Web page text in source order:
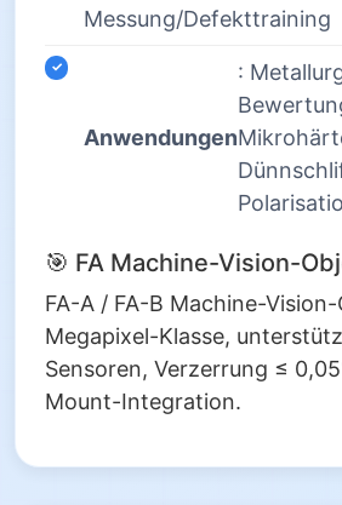
Messung/Defekttraining
Anwendungen
:
🎯 FA Machine-Vision-
FA-A / FA-B Machine-
Megapixel-Klasse,
Sensoren, Verzerrung ≤
Mount-Integration.